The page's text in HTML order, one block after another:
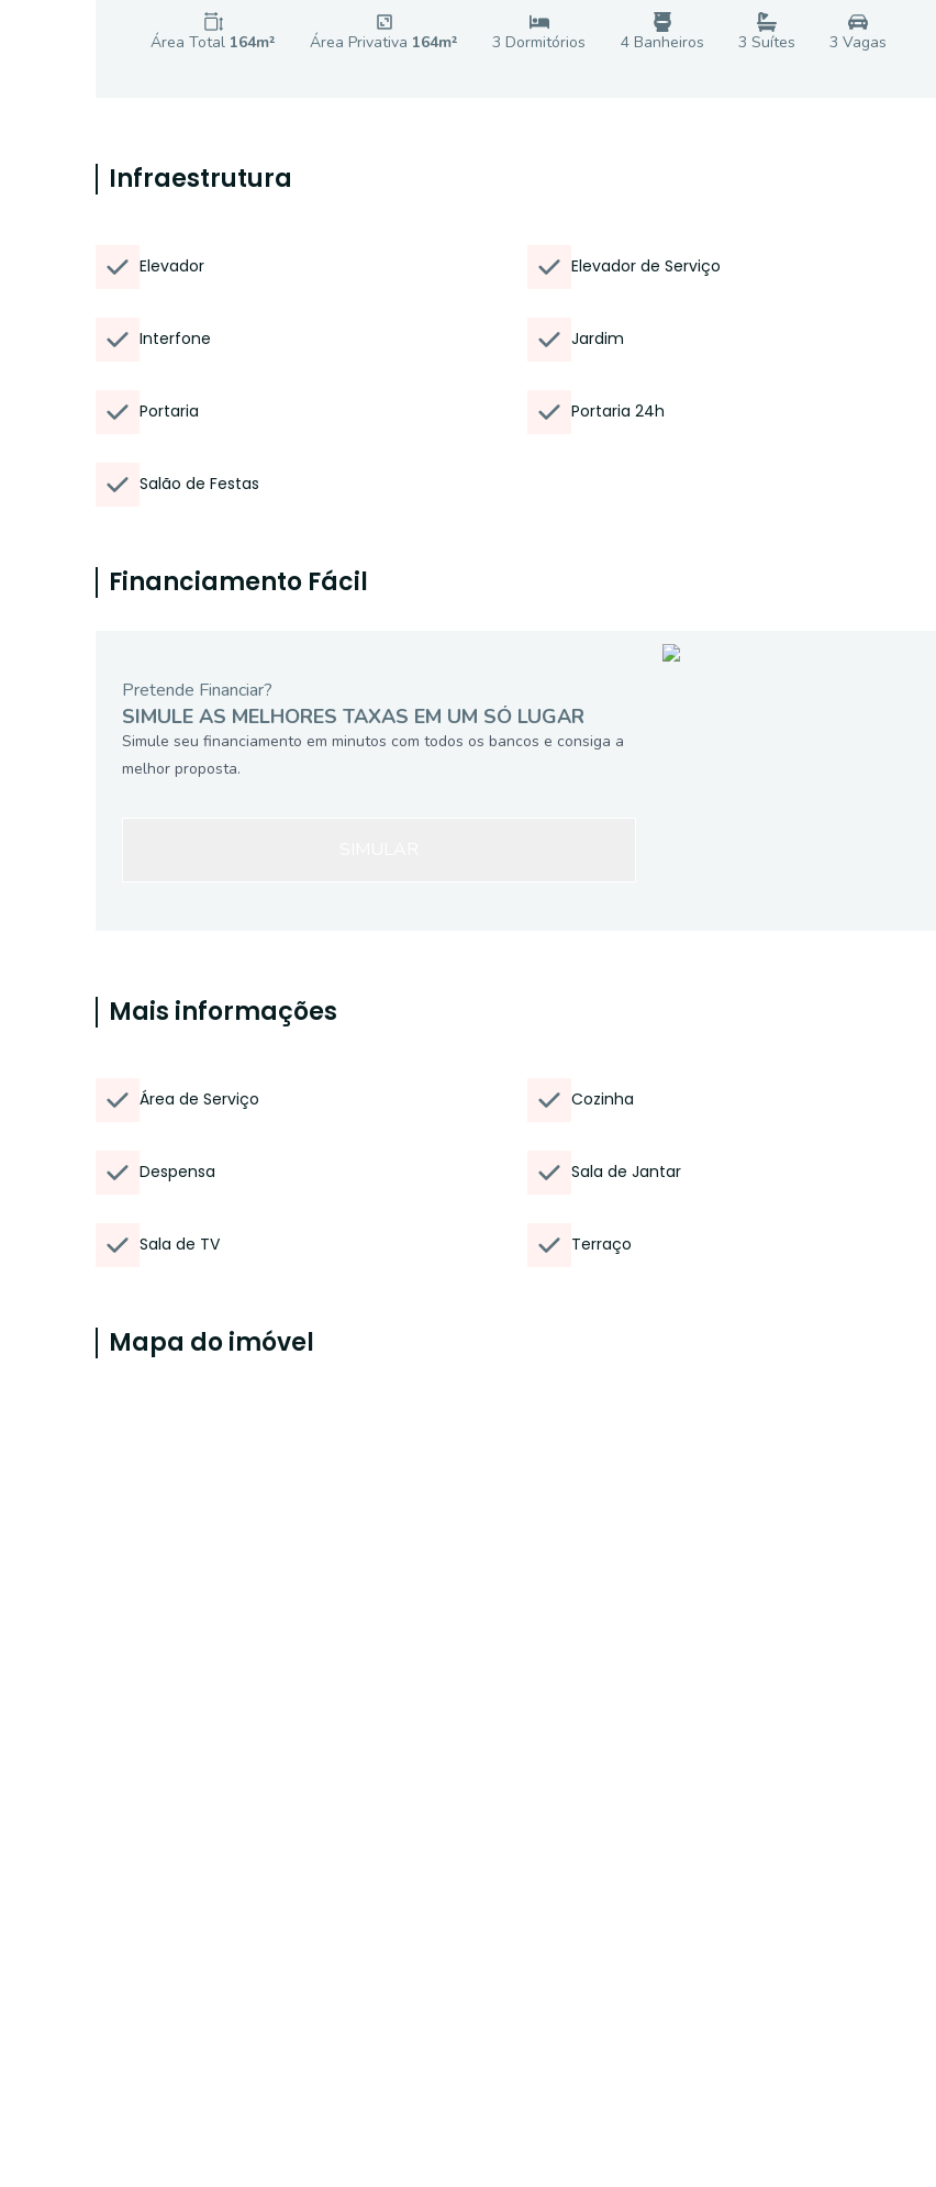
Área Total 164m² Área Privativa 164m² 3 Dormitórios 4Banheiros 3 Suítes 3 Vagas
Infraestrutura
Elevador Elevador de Serviço
Interfone Jardim
Portaria Portaria 24h
Salão de Festas
Financiamento Fácil
Pretende Financiar?
SIMULE AS MELHORES TAXAS EM UM SÓ LUGAR
Simule seu financiamento em minutos com todos os bancos e consiga a
melhor proposta.
Mais informações
Área de Serviço Cozinha
Despensa Sala de Jantar
Sala de TV Terraço
Mapa do imóvel